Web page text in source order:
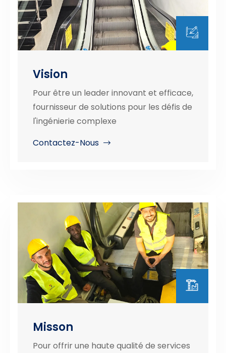
Vision
Pour être un leader innovant et efficace,
fournisseur de solutions pour les défis de
l'ingénierie complexe
Contactez-Nous
Misson
Pour offrir une haute qualité de services